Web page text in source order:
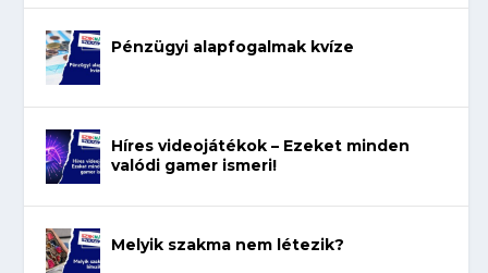
Pénzügyi alapfogalmak kvíze
Híres videojátékok – Ezeket minden
valódi gamer ismeri!
Melyik szakma nem létezik?